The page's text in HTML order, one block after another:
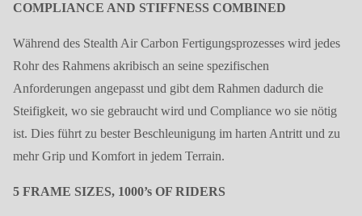
COMPLIANCE AND STIFFNESS COMBINED
Während des Stealth Air Carbon Fertigungsprozesses wird jedes
Rohr des Rahmens akribisch an seine spezifischen
Anforderungen angepasst und gibt dem Rahmen dadurch die
Steifigkeit, wo sie gebraucht wird und Compliance wo sie nötig
ist. Dies führt zu bester Beschleunigung im harten Antritt und zu
mehr Grip und Komfort in jedem Terrain.
5 FRAME SIZES, 1000’s OF RIDERS